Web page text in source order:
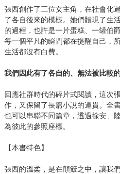
張西創作了三位女主角，在社會化
了各自後來的模樣。她們體現了生
的過程，也許是一片蛋糕、一罐伯
每一個平凡的瞬間都在提醒自己，
生活都沒有白費。
我們因此有了各自的、無法被比較的
回應社群時代的碎片式閱讀，這次
作，又保留了長篇小說的連貫。全
也可以串聯不同篇章，透過徐安、
為彼此的參照座標。
【本書特色】
張西的溫柔，是在顛簸之中，讓我